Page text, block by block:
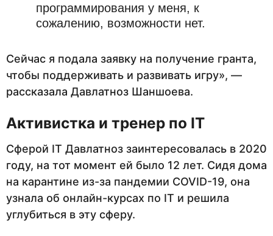
программирования у меня, к
сожалению, возможности нет.
Сейчас я подала заявку на получение гранта,
чтобы поддерживать и развивать игру», —
рассказала Давлатноз Шаншоева.
Активистка и тренер по IT
Сферой IT Давлатноз заинтересовалась в 2020
году, на тот момент ей было 12 лет. Сидя дома
на карантине из-за пандемии COVID-19, она
узнала об онлайн-курсах по IT и решила
углубиться в эту сферу.